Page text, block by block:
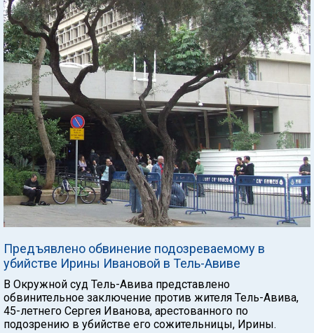
Предъявлено обвинение подозреваемому в
убийстве Ирины Ивановой в Тель-Авиве
В Окружной суд Тель-Авива представлено
обвинительное заключение против жителя Тель-Авива,
45-летнего Сергея Иванова, арестованного по
подозрению в убийстве его сожительницы, Ирины.